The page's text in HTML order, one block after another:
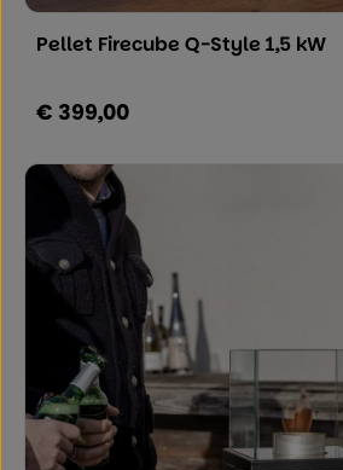
Pellet Firecube Q-Style 1,5 kW
Regulärer Preis:
€ 399,00